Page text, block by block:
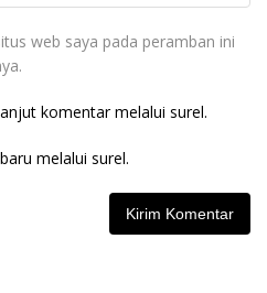
web saya pada peramban ini
komentar melalui surel.
melalui surel.